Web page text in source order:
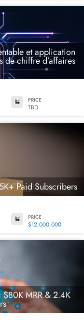
et application
chiffre d’affaires
PRICE
TBD
Paid Subscribers
PRICE
$12,000,000
MRR & 2.4K